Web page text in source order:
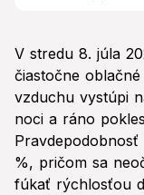
V stredu 8. júla
čiastočne
vzduchu vystúpi
noci a ráno
%, pričom sa
fúkať rýchlosťou